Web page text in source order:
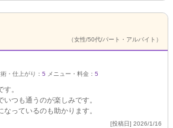
（女性/50代/パート・アルバイト）
・仕上がり： 5 メニュー・料金： 5
。
つも通うのが楽しみです。
っているのも助かります。
[投稿日] 2026/1/16